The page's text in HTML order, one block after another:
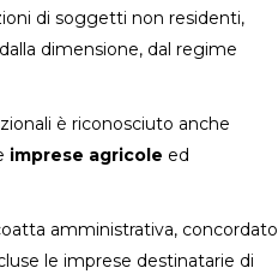
di soggetti non residenti,
dimensione, dal regime
è riconosciuto anche
imprese agricole ed
amministrativa, concordato
le imprese destinatarie di